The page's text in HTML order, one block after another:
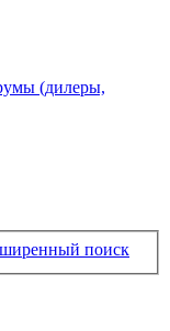
(дилеры,
поиск